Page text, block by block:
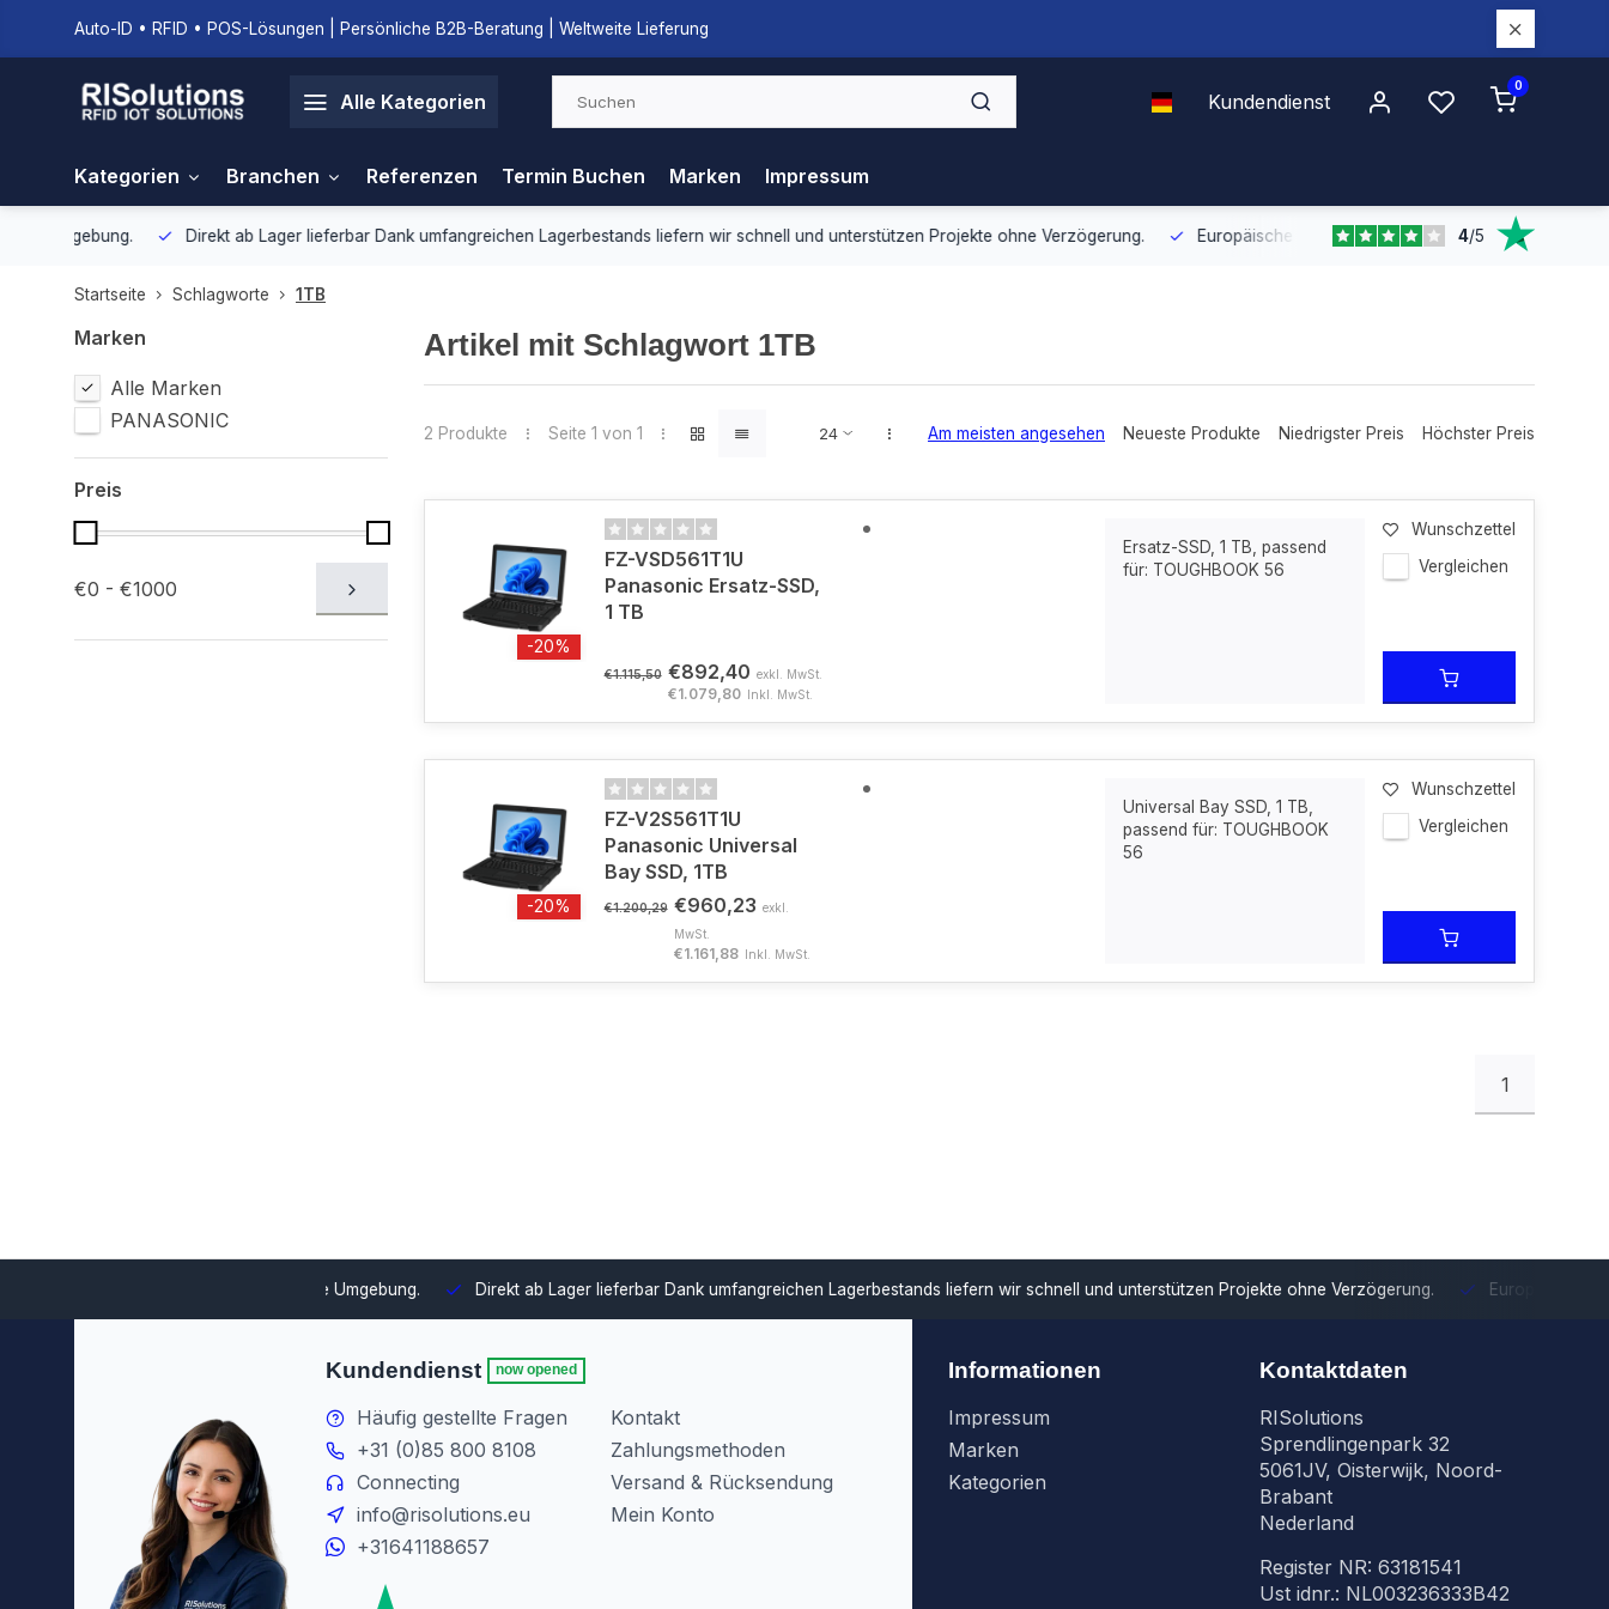
Auto-ID • RFID • POS-Lösungen | Persönliche B2B-Beratung | Weltweite Lieferung
Alle Kategorien Kundendienst
0
Kategorien Branchen Referenzen Termin Buchen Marken Impressum
Direkt ab Lager lieferbarDank umfangreichen Lagerbestands liefern wir schnell und unterstützen Projekte ohne Verzögerung. Europäische Distribution Mit unserer europaweiten Abdeckung
4/5
Startseite Schlagworte 1TB
Marken
Alle Marken
PANASONIC
Preis
€0 - €1000
Artikel mit Schlagwort 1TB
2 Produkte Seite 1 von 1 Am meisten angesehen Neueste Produkte Niedrigster Preis Höchster Preis
-20%
FZ-VSD561T1U
Panasonic Ersatz-SSD,
1 TB
€1.115,50 €892,40 exkl. MwSt.
€1.079,80 Inkl. MwSt.
Ersatz-SSD, 1 TB, passend
für: TOUGHBOOK 56
Wunschzettel
Vergleichen
-20%
FZ-V2S561T1U
Panasonic Universal
Bay SSD, 1TB
€1.200,29 €960,23 exkl.
MwSt.
€1.161,88 Inkl. MwSt.
Universal Bay SSD, 1 TB,
passend für: TOUGHBOOK
56
Wunschzettel
Vergleichen
1
Direkt ab Lager lieferbar Dank umfangreichen Lagerbestands liefern wir schnell und unterstützen Projekte ohne Verzögerung. Europäische Distribution
Kundendienst now opened
Häufig gestellte Fragen
+31 (0)85 800 8108
Connecting
info@risolutions.eu
+31641188657
Kontakt
Zahlungsmethoden
Versand & Rücksendung
Mein Konto
Informationen
Impressum
Marken
Kategorien
Kontaktdaten
RISolutions
Sprendlingenpark 32
5061JV, Oisterwijk, Noord-
Brabant
Nederland
Register NR: 63181541
Ust idnr.: NL003236333B42